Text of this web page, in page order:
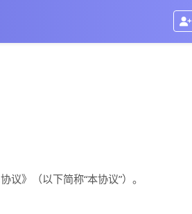
》（以下简称“本协议”）。